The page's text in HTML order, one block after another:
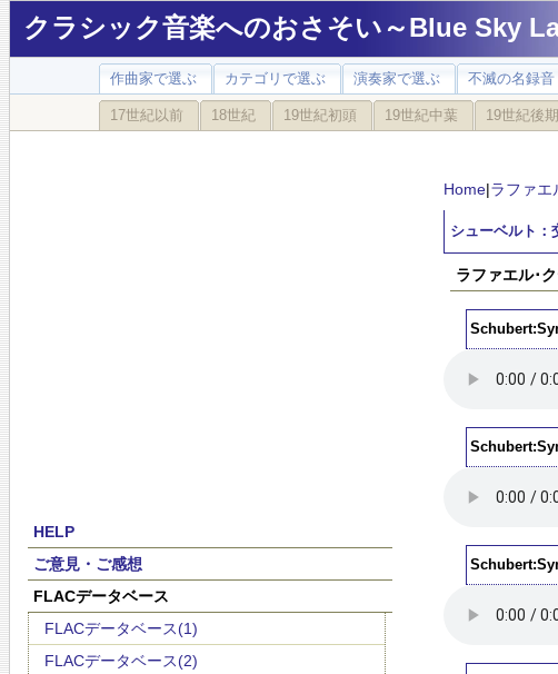
クラシック音楽へのおさそい～Blue Sky
作曲家で選ぶ カテゴリで選ぶ 演奏家で選ぶ 不滅の名録音
17世紀以前 18世紀 19世紀初頭 19世紀中葉 19世紀後期
HELP
ご意見・ご感想
FLACデータベース
FLACデータベース(1)
FLACデータベース(2)
Home|ラファエ
シューベルト：
ラファエル･